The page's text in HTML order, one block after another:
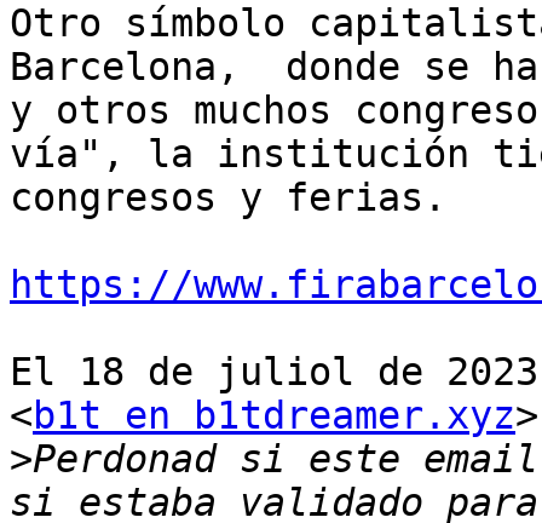
Otro símbolo
Barcelona,  donde se
y otros muchos
vía", la institución
congresos y ferias.
https://
El 18 de juliol de 2023
<b1t en b1tdreamer.xyz
>Perdonad si este